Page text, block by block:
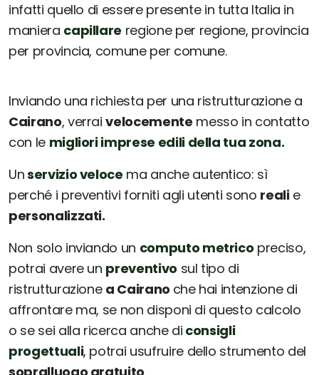
infatti quello di essere presente in tutta Italia in
maniera capillare regione per regione, provincia
per provincia, comune per comune.
Inviando una richiesta per una ristrutturazione a
Cairano, verraivelocemente messo in contatto
con le migliori imprese edili della tua zona.
Unservizio veloce ma anche autentico: sì
perché i preventivi forniti agli utenti sono realie
personalizzati.
Non solo inviando un computo metrico preciso,
potrai avere un preventivo sul tipo di
ristrutturazione a Cairano che hai intenzione di
affrontare ma, se non disponi di questo calcolo
o se sei alla ricerca anche di consigli
progettuali, potrai usufruire dello strumento del